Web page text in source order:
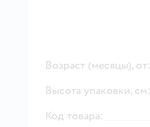
Возраст (месяцы), от:
Высота упаковки, см:
Код товара: